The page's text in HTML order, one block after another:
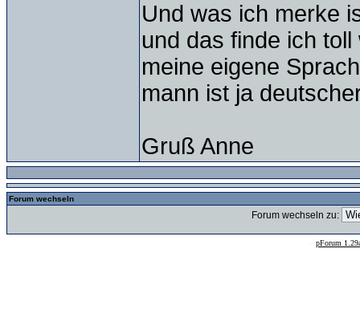
Und was ich merke
und das finde ich
meine eigene
mann ist ja
Gruß Anne
Forum wechseln
Forum wechseln zu:
pForum